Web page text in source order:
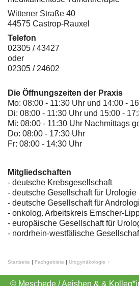
Wittener Straße 40
44575 Castrop-Rauxel
Telefon
02305 / 43427
oder
02305 / 24602
Die Öffnungszeiten der Praxis
Mo: 08:00 - 11:30 Uhr und 14:00 -
Di: 08:00 - 11:30 Uhr und 15:00 -
Mi: 08:00 - 11:30 Uhr Nachmittags
Do: 08:00 - 17:30 Uhr
Fr: 08:00 - 14:30 Uhr
Mitgliedschaften
- deutsche Krebsgesellschaft
- deutsche Gesellschaft für Urologie
- deutsche Gesellschaft für
- onkolog. Arbeitskreis Emscher-
- europäische Gesellschaft für
- nordrhein-westfälische
Startseite | Fachgebiete | Urogynäkologie ♀
© Meschede / Aeishen & &